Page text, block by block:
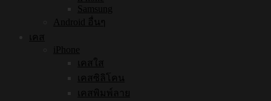
Samsung
Android อื่นๆ
เคส
iPhone
เคสใส
เคสซิลิโคน
เคสพิมพ์ลาย